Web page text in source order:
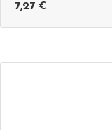
7,27 €